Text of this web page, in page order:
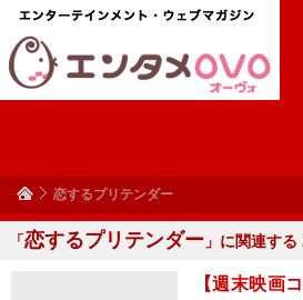
恋するプリテンダー
「恋するプリテンダー 」に関連する
【週末映画